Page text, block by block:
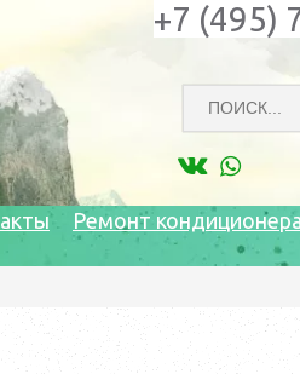
+7 (495)
Ремонт кондиционера